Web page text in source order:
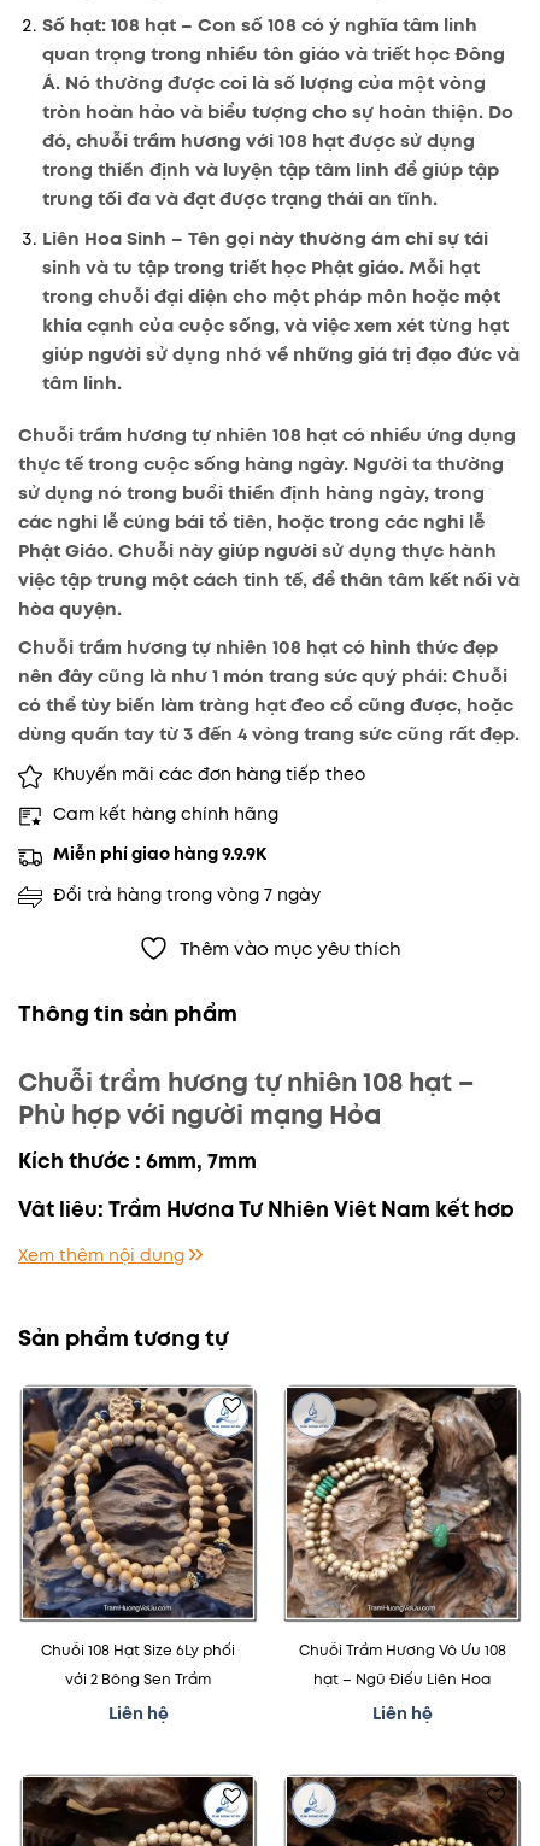
Số hạt: 108 hạt– Con số 108 có ý nghĩa tâm linh
quan trọng trong nhiều tôn giáo và triết học Đông
Á. Nó thường được coi là số lượng của một vòng
tròn hoàn hảo và biểu tượng cho sự hoàn thiện. Do
đó, chuỗi trầm hương với 108 hạt được sử dụng
trong thiền định và luyện tập tâm linh để giúp tập
trung tối đa và đạt được trạng thái an tĩnh.
Liên Hoa Sinh – Tên gọi này thường ám chỉ sự tái
sinh và tu tập trong triết học Phật giáo. Mỗi hạt
trong chuỗi đại diện cho một pháp môn hoặc một
khía cạnh của cuộc sống, và việc xem xét từng hạt
giúp người sử dụng nhớ về những giá trị đạo đức và
tâm linh.
Chuỗi trầm hương tự nhiên 108 hạt có nhiều ứng dụng
thực tế trong cuộc sống hàng ngày. Người ta thường
sử dụng nó trong buổi thiền định hàng ngày, trong
các nghi lễ cúng bái tổ tiên, hoặc trong các nghi lễ
Phật Giáo. Chuỗi này giúp người sử dụng thực hành
việc tập trung một cách tinh tế, để thân tâm kết nối và
hòa quyện.
Chuỗi trầm hương tự nhiên 108 hạt có hình thức đẹp
nên đây cũng là như 1 món trang sức quý phái:Chuỗi
có thể tùy biến làm tràng hạt đeo cổ cũng được, hoặc
dùng quấn tay từ 3 đến 4 vòng trang sức cũng rất đẹp.
Khuyến mãi các đơn hàng tiếp theo
Cam kết hàng chính hãng
Miễn phí giao hàng 9.9.9K
Đổi trả hàng trong vòng 7 ngày
Thêm vào mục yêu thích
Thông tin sản phẩm
Chuỗi trầm hương tự nhiên 108 hạt –
Phù hợp với người mạng Hỏa
Kích thước : 6mm, 7mm
Vật liệu: Trầm Hương Tự Nhiên Việt Nam kết hợp
Đá Mã Não Tự Nhiên
Xem thêm nội dung
Sản phẩm tương tự
Thêm
vào
mục
yêu
thích
Chuỗi 108 Hạt Size 6Ly phối
với 2 Bông Sen Trầm
Liên hệ
Thêm
vào
mục
yêu
thích
Chuỗi Trầm Hương Vô Ưu 108
hạt – Ngũ Điếu Liên Hoa
Liên hệ